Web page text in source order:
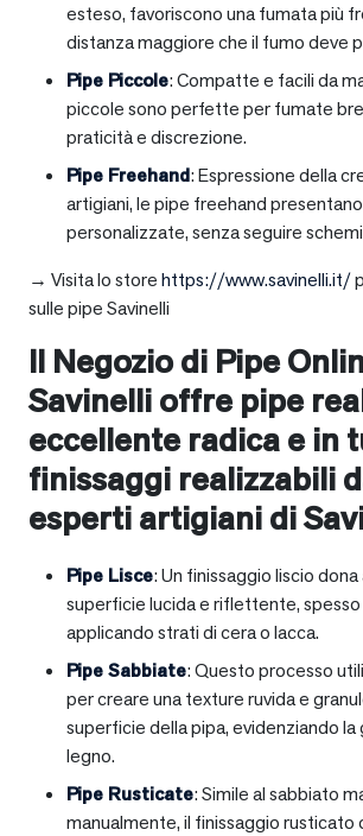
esteso, favoriscono una fumata più
distanza maggiore che il fumo deve
Pipe Piccole: Compatte e facili da
piccole sono perfette per fumate
praticità e discrezione.
Pipe Freehand: Espressione della
artigiani, le pipe freehand
personalizzate, senza seguire
→ Visita lo storehttps://www.savinelli.it/
sulle pipe Savinelli
Il Negozio di Pipe
Savinelli offre pipe
eccellente radica e in
finissaggi realizzabili
esperti artigiani di
Pipe Lisce: Un finissaggio liscio dona
superficie lucida e riflettente,
applicando strati di cera o lacca.
Pipe Sabbiate: Questo processo
per creare una texture ruvida e
superficie della pipa, evidenziando la
legno.
Pipe Rusticate: Simile al sabbiato
manualmente, il finissaggio